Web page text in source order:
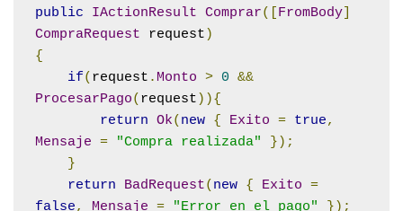
public
IActionResult Comprar([ FromBody
CompraRequest request )
{
if( request . Monto > 0 &&
ProcesarPago( request )){
return Ok( new { Exito = true,
Mensaje = "Compra realizada"
});
}
return
BadRequest( new { Exito =
false, Mensaje = "Error en el pago"
});